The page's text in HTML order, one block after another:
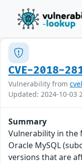
CVE-2018-
Vulnerability from
Updated: 2024-10-03
Summary
Vulnerability in the
Oracle MySQL
versions that are